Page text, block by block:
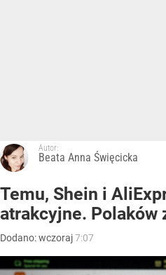
Autor:
Beata Anna Święcicka
Temu, Shein i
atrakcyjne. Polaków
Dodano:wczoraj7:07